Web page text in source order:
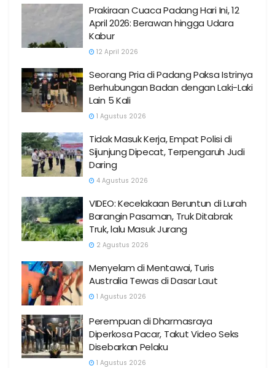
Prakiraan Cuaca Padang Hari Ini, 12
April 2026: Berawan hingga Udara
Kabur
12 April 2026
Seorang Pria di Padang Paksa Istrinya
Berhubungan Badan dengan Laki-Laki
Lain 5 Kali
1 Agustus 2026
Tidak Masuk Kerja, Empat Polisi di
Sijunjung Dipecat, Terpengaruh Judi
Daring
4 Agustus 2026
VIDEO: Kecelakaan Beruntun di Lurah
Barangin Pasaman, Truk Ditabrak
Truk, lalu Masuk Jurang
2 Agustus 2026
Menyelam di Mentawai, Turis
Australia Tewas di Dasar Laut
1 Agustus 2026
Perempuan di Dharmasraya
Diperkosa Pacar, Takut Video Seks
Disebarkan Pelaku
1 Agustus 2026